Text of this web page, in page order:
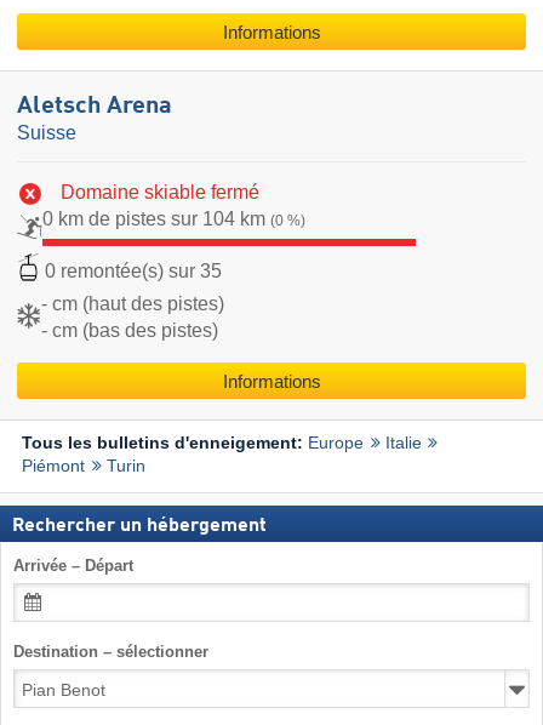
Informations
Aletsch Arena
Suisse
Domaine skiable fermé
0 km de pistes sur 104 km (0 %)
0 remontée(s) sur 35
- cm (haut des pistes)
- cm (bas des pistes)
Informations
Tous les bulletins d'enneigement: Europe
Italie
Piémont
Turin
Rechercher un hébergement
Arrivée – Départ
Destination – sélectionner